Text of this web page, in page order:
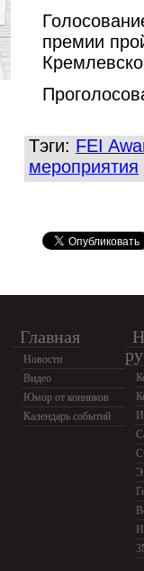
премии
Тэги: FEI
мероприятия
Главная
Новости
Видео
Юмор от конников
Календарь событий